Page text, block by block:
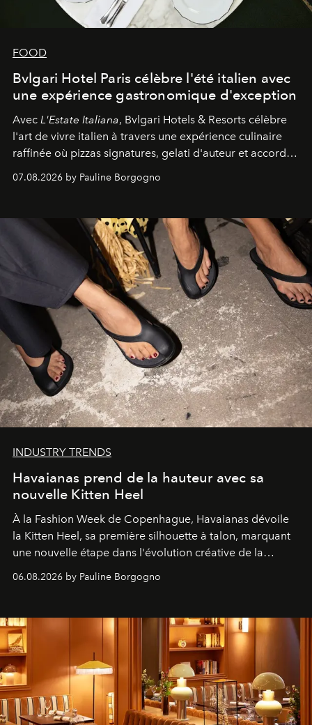
FOOD
Bvlgari Hotel Paris célèbre l'été italien avec
une expérience gastronomique d'exception
Avec L'Estate Italiana, Bvlgari Hotels & Resorts célèbre
l'art de vivre italien à travers une expérience culinaire
raffinée où pizzas signatures, gelati d'auteur et accords
07.08.2026 by Pauline Borgogno
INDUSTRY TRENDS
Havaianas prend de la hauteur avec sa
nouvelle Kitten Heel
À la Fashion Week de Copenhague, Havaianas dévoile
la Kitten Heel, sa première silhouette à talon, marquant
une nouvelle étape dans l'évolution créative de la
06.08.2026 by Pauline Borgogno